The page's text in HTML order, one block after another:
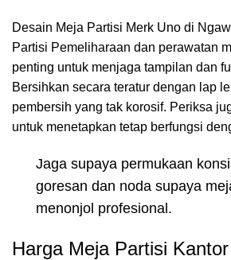
Desain Meja Partisi Merk Uno di
Partisi Pemeliharaan dan perawatan
penting untuk menjaga tampilan dan
Bersihkan secara teratur dengan lap
pembersih yang tak korosif. Periksa
untuk menetapkan tetap berfungsi
Jaga supaya permukaan
goresan dan noda supaya
menonjol profesional.
Harga Meja Partisi Kantor